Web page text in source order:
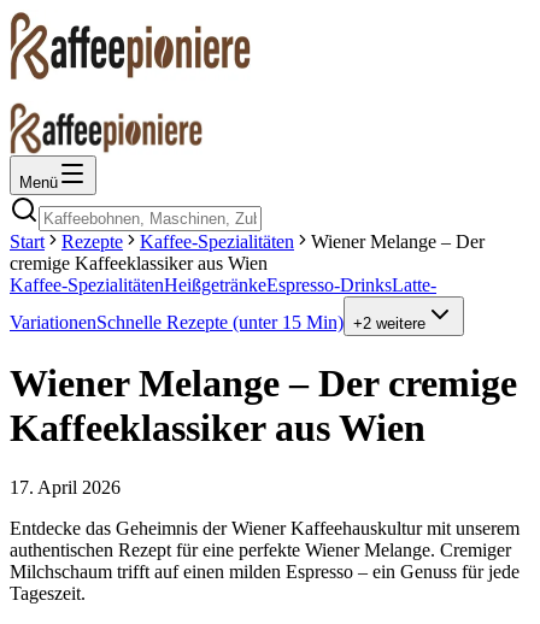
Menü
Start Rezepte Kaffee-Spezialitäten
Wiener Melange – Der
cremige Kaffeeklassiker aus Wien
Kaffee-SpezialitätenHeißgetränkeEspresso-DrinksLatte-
VariationenSchnelle Rezepte (unter 15 Min) +2 weitere
Wiener Melange – Der cremige
Kaffeeklassiker aus Wien
17. April 2026
Entdecke das Geheimnis der Wiener Kaffeehauskultur mit unserem
authentischen Rezept für eine perfekte Wiener Melange. Cremiger
Milchschaum trifft auf einen milden Espresso – ein Genuss für jede
Tageszeit.